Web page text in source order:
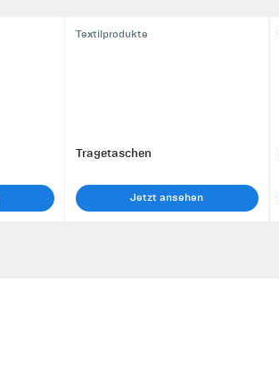
Textilprodukte
Tragetaschen
Jetzt ansehen